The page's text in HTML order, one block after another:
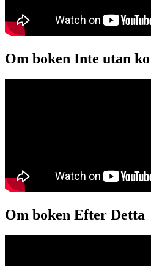
Om boken Inte utan
Om boken Efter Detta